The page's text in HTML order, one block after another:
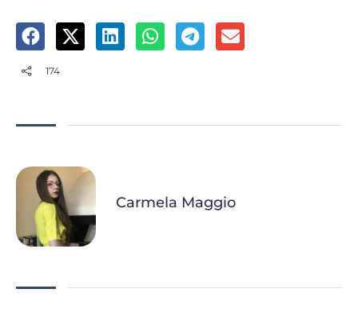
174
Carmela Maggio